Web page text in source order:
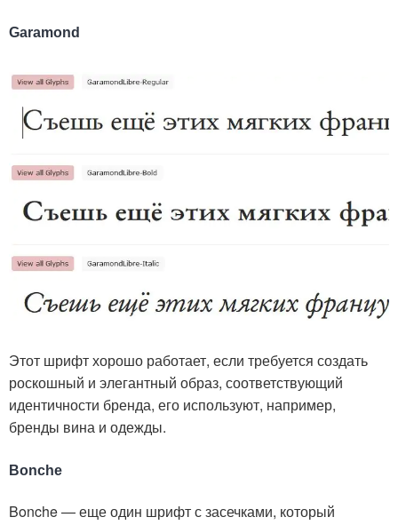
Garamond
Этот шрифт хорошо работает, если требуется создать
роскошный и элегантный образ, соответствующий
идентичности бренда, его используют, например,
бренды вина и одежды.
Bonche
Bonche — еще один шрифт с засечками, который